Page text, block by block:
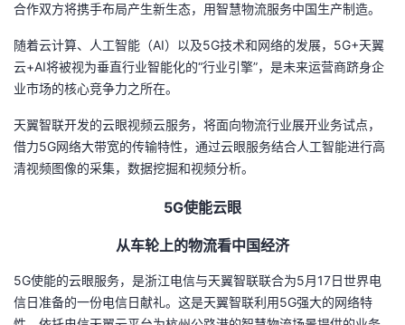
合作双方将携手布局产生新生态，用智慧物流服务中国生产制造。
随着云计算、人工智能（AI）以及5G技术和网络的发展，5G+天翼
云+AI将被视为垂直行业智能化的“行业引擎”，是未来运营商跻身企
业市场的核心竞争力之所在。
天翼智联开发的云眼视频云服务，将面向物流行业展开业务试点，
借力5G网络大带宽的传输特性，通过云眼服务结合人工智能进行高
清视频图像的采集，数据挖掘和视频分析。
5G使能云眼
从车轮上的物流看中国经济
5G使能的云眼服务，是浙江电信与天翼智联联合为5月17日世界电
信日准备的一份电信日献礼。这是天翼智联利用5G强大的网络特